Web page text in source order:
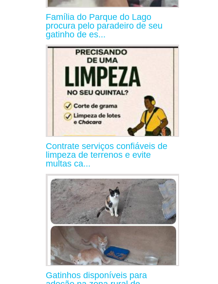
Família do Parque do Lago
procura pelo paradeiro de seu
gatinho de es...
Contrate serviços confiáveis de
limpeza de terrenos e evite
multas ca...
Gatinhos disponíveis para